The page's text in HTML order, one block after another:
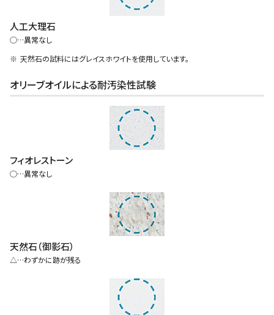
人工大理石
◯…異常なし
天然石の試料にはグレイスホワイトを使用しています。
オリーブオイルによる耐汚染性試験
フィオレストーン
◯…異常なし
天然石（御影石）
△…わずかに跡が残る